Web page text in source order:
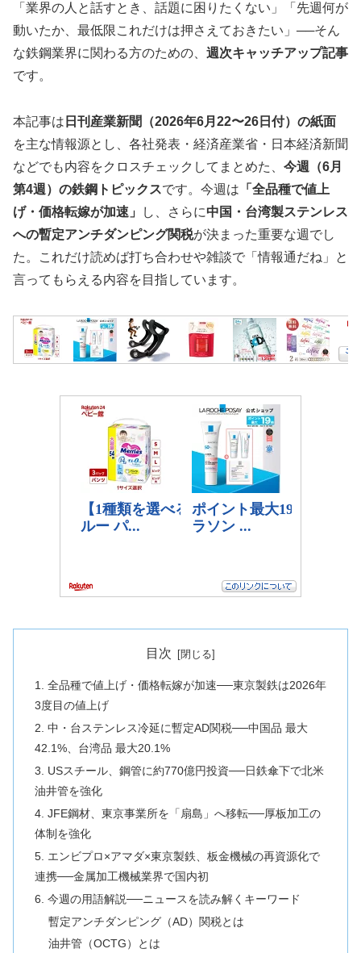
「業界の人と話すとき、話題に困りたくない」「先週何が
動いたか、最低限これだけは押さえておきたい」──そん
な鉄鋼業界に関わる方のための、 週次キャッチアップ記事
です。
本記事は 日刊産業新聞（2026年6月22〜26日付）の紙面
を主な情報源とし、各社発表・経済産業省・日本経済新聞
などでも内容をクロスチェックしてまとめた、 今週（6月
第4週）の鉄鋼トピックスです。今週は 「全品種で値上
げ・価格転嫁が加速」
し、さらに中国・台湾製ステンレス
への暫定アンチダンピング関税が決まった重要な週でし
た。これだけ読めば打ち合わせや雑談で「情報通だね」と
言ってもらえる内容を目指しています。
目次
1. 全品種で値上げ・価格転嫁が加速──東京製鉄は2026年
3度目の値上げ
2. 中・台ステンレス冷延に暫定AD関税──中国品 最大
42.1%、台湾品 最大20.1%
3. USスチール、鋼管に約770億円投資──日鉄傘下で北米
油井管を強化
4. JFE鋼材、東京事業所を「扇島」へ移転──厚板加工の
体制を強化
5. エンビプロ×アマダ×東京製鉄、板金機械の再資源化で
連携──金属加工機械業界で国内初
6. 今週の用語解説──ニュースを読み解くキーワード
暫定アンチダンピング（AD）関税とは
油井管（OCTG）とは